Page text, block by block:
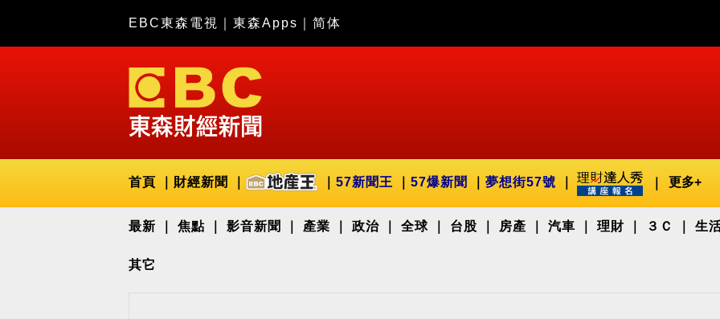
EBC東森電視 東森Apps 简体
首頁 財經新聞 57新聞王 57爆新聞 夢想街57號 更多+
最新 焦點 影音新聞 產業 政治 全球 台股 房產 汽車 理財 ３Ｃ 生
其它